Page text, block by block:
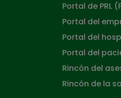
Portal de PRL
Portal del
Portal del
Portal del
Rincón del
Rincón de la